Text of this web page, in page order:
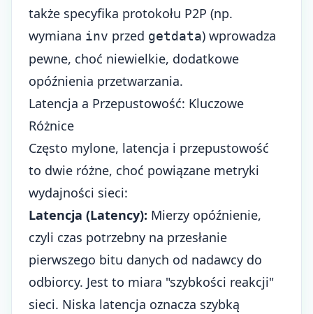
także specyfika protokołu P2P (np.
wymiana inv przed getdata) wprowadza
pewne, choć niewielkie, dodatkowe
opóźnienia przetwarzania.
Latencja a Przepustowość: Kluczowe
Różnice
Często mylone, latencja i przepustowość
to dwie różne, choć powiązane metryki
wydajności sieci:
Latencja (Latency): Mierzy opóźnienie,
czyli czas potrzebny na przesłanie
pierwszego bitu danych od nadawcy do
odbiorcy. Jest to miara "szybkości reakcji"
sieci. Niska latencja oznacza szybką